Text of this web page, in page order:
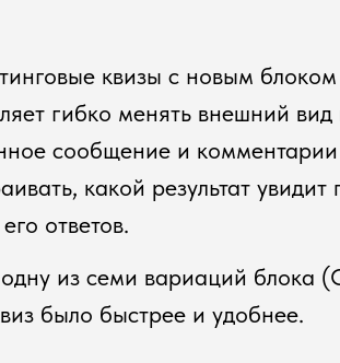
квизы с новым
гибко менять внешний вид
сообщение и
какой результат увидит
ответов.
из семи вариаций блока
было быстрее и удобнее.